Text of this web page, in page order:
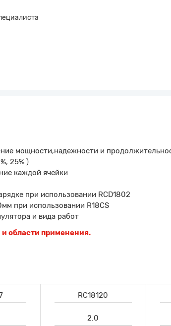
мощности,надежности и
25% )
каждой ячейки
при использовании RCD1802
при использовании R18СS
и вида работ
и области применения.
RC18120
2.0